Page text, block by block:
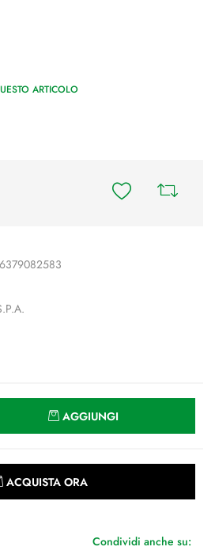
ARTICOLO
AGGIUNGI
ACQUISTA ORA
Condividi anche su: